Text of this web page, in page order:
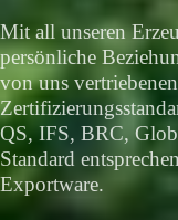
Mit all unseren
persönliche
von uns
QS, IFS, BRC,
Standard
Exportware.